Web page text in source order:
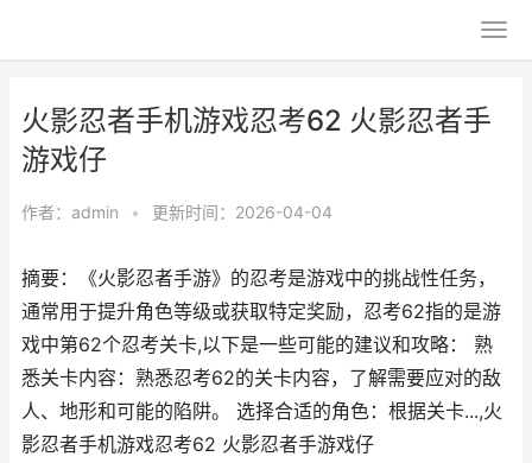
火影忍者手机游戏忍考62 火影忍者手
游戏仔
作者： admin • 更新时间：2026-04-04
摘要：《火影忍者手游》的忍考是游戏中的挑战性任务，
通常用于提升角色等级或获取特定奖励，忍考62指的是游
戏中第62个忍考关卡,以下是一些可能的建议和攻略： 熟
悉关卡内容：熟悉忍考62的关卡内容，了解需要应对的敌
人、地形和可能的陷阱。 选择合适的角色：根据关卡...,火
影忍者手机游戏忍考62 火影忍者手游戏仔